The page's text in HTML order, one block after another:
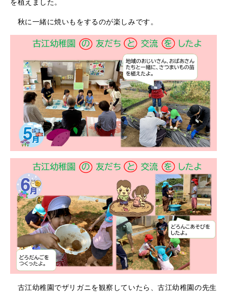
を植えました。
秋に一緒に焼いもをするのが楽しみです。
古江幼稚園でザリガニを観察していたら、古江幼稚園の先生